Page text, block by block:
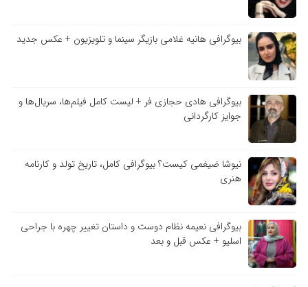
بیوگرافی هانیه غلامی بازیگر سینما و تلویزیون + عکس جدید
بیوگرافی هادی حجازی فر + لیست کامل فیلم‌ها، سریال‌ها و
جوایز کارگردانی
نیوشا ضیغمی کیست؟ بیوگرافی کامل، تاریخ تولد و کارنامه
هنری
بیوگرافی نعیمه نظام دوست و داستان تغییر چهره با جراحی
اسلیو + عکس قبل و بعد